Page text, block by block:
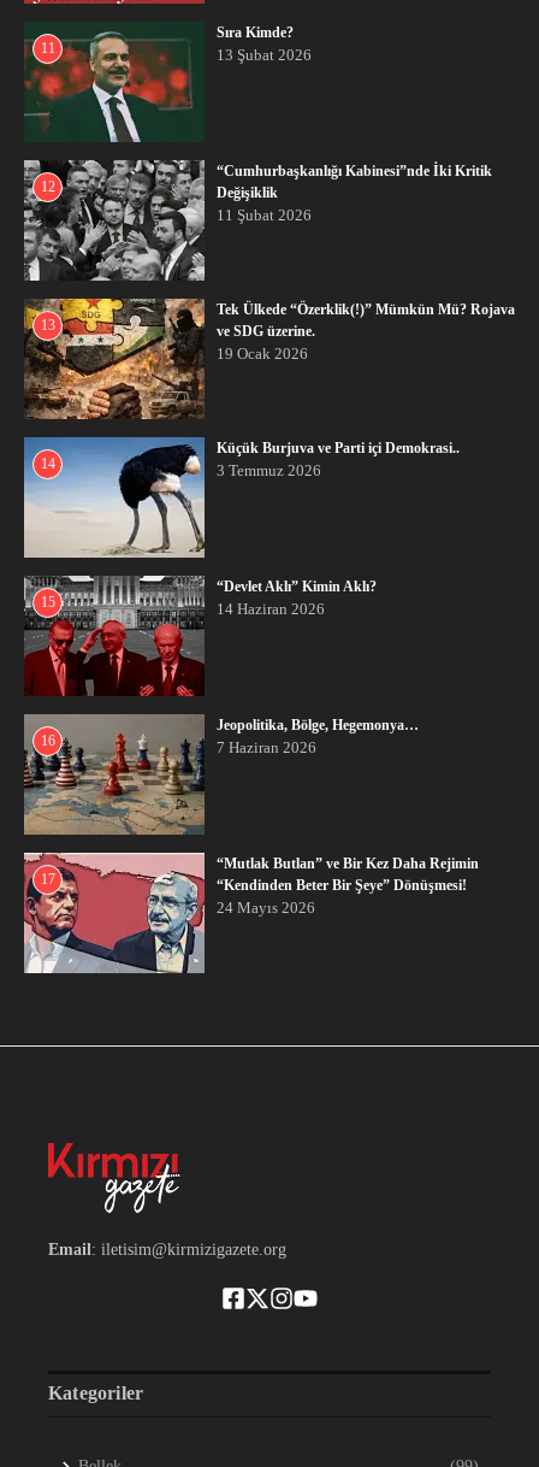
11
Sıra Kimde?
13 Şubat 2026
12
“Cumhurbaşkanlığı Kabinesi”nde İki Kritik
Değişiklik
11 Şubat 2026
13
Tek Ülkede “Özerklik(!)” Mümkün Mü? Rojava
ve SDG üzerine.
19 Ocak 2026
14
Küçük Burjuva ve Parti içi Demokrasi..
3 Temmuz 2026
15
“Devlet Aklı” Kimin Aklı?
14 Haziran 2026
16
Jeopolitika, Bölge, Hegemonya…
7 Haziran 2026
17
“Mutlak Butlan” ve Bir Kez Daha Rejimin
“Kendinden Beter Bir Şeye” Dönüşmesi!
24 Mayıs 2026
Email: iletisim@kirmizigazete.org
Kategoriler